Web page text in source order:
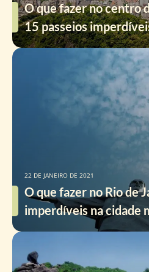
O que fazer no centro
15 passeios
O que fazer no Rio de
imperdíveis na cidade
22 DE JANEIRO DE 2021